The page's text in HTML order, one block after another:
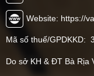
Website: https://
Mã số thuế/GPDKKD:
Do sở KH & ĐT Bà Rịa